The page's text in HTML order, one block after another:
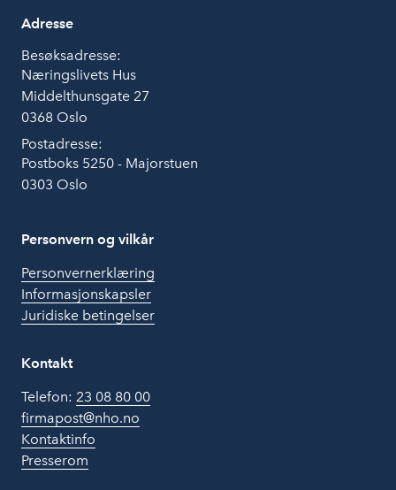
Adresse
Besøksadresse:
Næringslivets Hus
Middelthunsgate 27
0368 Oslo
Postadresse:
Postboks 5250 - Majorstuen
0303 Oslo
Personvern og vilkår
Personvernerklæring
Informasjonskapsler
Juridiske betingelser
Kontakt
Telefon: 23 08 80 00
firmapost@nho.no
Kontaktinfo
Presserom